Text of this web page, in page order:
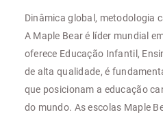
Dinâmica global, metodologia
A Maple Bear é líder mundial
oferece Educação Infantil,
de alta qualidade, é
que posicionam a educação
do mundo. As escolas Maple